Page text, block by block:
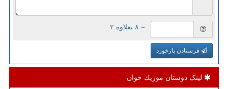
= ۸ بعلاوه ۲
فرستادن بازخورد
لینک دوستان موزیك خوان